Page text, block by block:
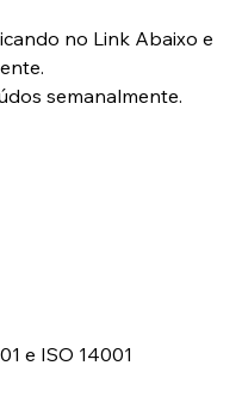
no Link Abaixo e
semanalmente.
e ISO 14001